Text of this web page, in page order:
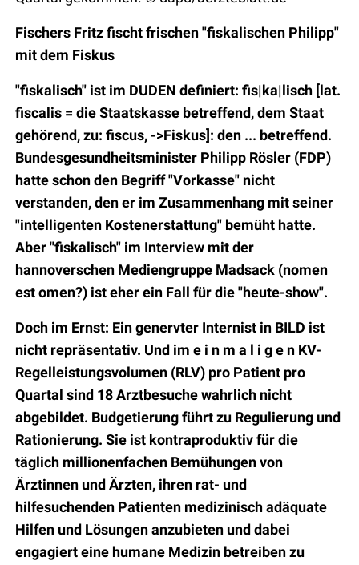
Fischers Fritz fischt frischen "fiskalischen Philipp"
mit dem Fiskus
"fiskalisch" ist im DUDEN definiert: fis|ka|lisch [lat.
fiscalis = die Staatskasse betreffend, dem Staat
gehörend, zu: fiscus, ->Fiskus]: den ... betreffend.
Bundesgesundheitsminister Philipp Rösler (FDP)
hatte schon den Begriff "Vorkasse" nicht
verstanden, den er im Zusammenhang mit seiner
"intelligenten Kostenerstattung" bemüht hatte.
Aber "fiskalisch" im Interview mit der
hannoverschen Mediengruppe Madsack (nomen
est omen?) ist eher ein Fall für die "heute-show".
Doch im Ernst: Ein genervter Internist in BILD ist
nicht repräsentativ. Und im e i n m a l i g e n KV-
Regelleistungsvolumen (RLV) pro Patient pro
Quartal sind 18 Arztbesuche wahrlich nicht
abgebildet. Budgetierung führt zu Regulierung und
Rationierung. Sie ist kontraproduktiv für die
täglich millionenfachen Bemühungen von
Ärztinnen und Ärzten, ihren rat- und
hilfesuchenden Patienten medizinisch adäquate
Hilfen und Lösungen anzubieten und dabei
engagiert eine humane Medizin betreiben zu